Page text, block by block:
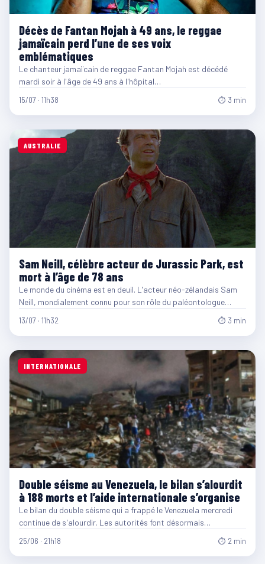
Décès de Fantan Mojah à 49 ans, le reggae
jamaïcain perd l’une de ses voix
emblématiques
Le chanteur jamaïcain de reggae Fantan Mojah est décédé
mardi soir à l'âge de 49 ans à l'hôpital…
15/07 · 11h38 ⏱ 3 min
AUSTRALIE
Sam Neill, célèbre acteur de Jurassic Park, est
mort à l’âge de 78 ans
Le monde du cinéma est en deuil. L'acteur néo-zélandais Sam
Neill, mondialement connu pour son rôle du paléontologue…
13/07 · 11h32 ⏱ 3 min
INTERNATIONALE
Double séisme au Venezuela, le bilan s’alourdit
à 188 morts et l’aide internationale s’organise
Le bilan du double séisme qui a frappé le Venezuela mercredi
continue de s'alourdir. Les autorités font désormais…
25/06 · 21h18 ⏱ 2 min